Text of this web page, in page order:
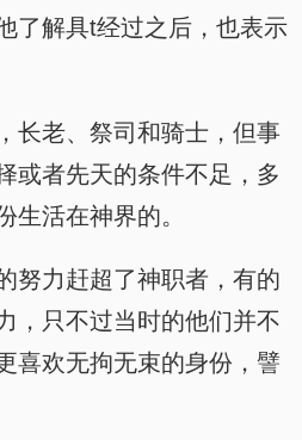
了解具t经过之后，也表示
长老、祭司和骑士，但事
或者先天的条件不足，多
生活在神界的。
努力赶超了神职者，有的
，只不过当时的他们并不
喜欢无拘无束的身份，譬